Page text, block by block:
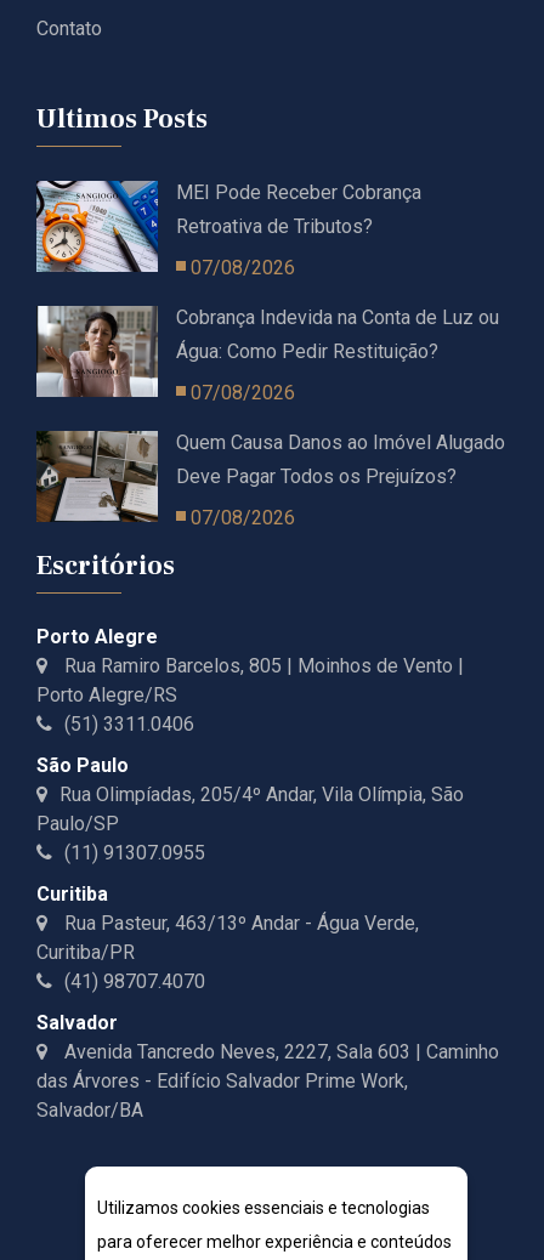
Contato
Ultimos Posts
MEI Pode Receber Cobrança
Retroativa de Tributos?
07/08/2026
Cobrança Indevida na Conta de Luz ou
Água: Como Pedir Restituição?
07/08/2026
Quem Causa Danos ao Imóvel Alugado
Deve Pagar Todos os Prejuízos?
07/08/2026
Escritórios
Porto Alegre
Rua Ramiro Barcelos, 805 | Moinhos de Vento |
Porto Alegre/RS
(51) 3311.0406
São Paulo
Rua Olimpíadas, 205/4º Andar, Vila Olímpia, São
Paulo/SP
(11) 91307.0955
Curitiba
Rua Pasteur, 463/13º Andar - Água Verde,
Curitiba/PR
(41) 98707.4070
Salvador
Avenida Tancredo Neves, 2227, Sala 603 | Caminho
das Árvores - Edifício Salvador Prime Work,
Salvador/BA
Utilizamos cookies essenciais e tecnologias
para oferecer melhor experiência e conteúdos